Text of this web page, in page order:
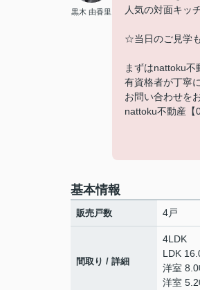
黒木 由香里
人気の対面キッ
☆当日のご見学
まずはnattoku不
有資格者が丁寧
お問い合わせを
nattoku不動産【
基本情報
販売戸数 4戸
間取り / 詳細
4LDK
LDK
洋室
洋室